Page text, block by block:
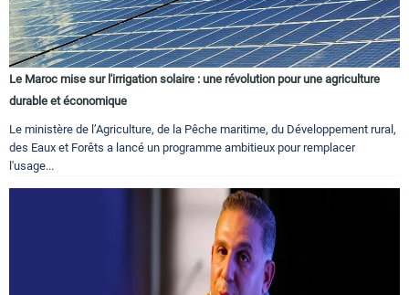
Le Maroc mise sur l'irrigation solaire : une révolution pour une agriculture
durable et économique
Le ministère de l’Agriculture, de la Pêche maritime, du Développement rural,
des Eaux et Forêts a lancé un programme ambitieux pour remplacer
l'usage...